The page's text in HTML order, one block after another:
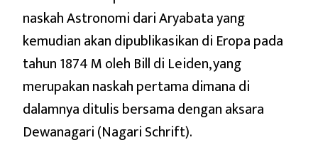
naskah Astronomi dari Aryabata yang
kemudian akan dipublikasikan di Eropa pada
tahun 1874 M oleh Bill di Leiden, yang
merupakan naskah pertama dimana di
dalamnya ditulis bersama dengan aksara
Dewanagari (Nagari Schrift).